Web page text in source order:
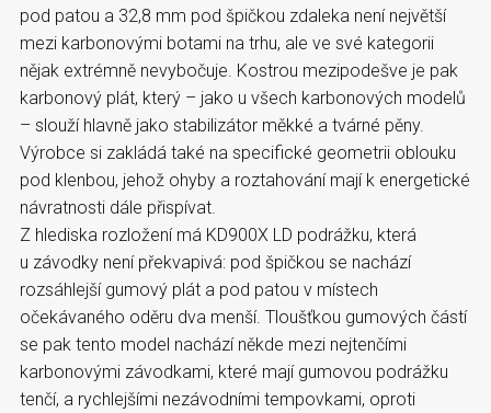
pod patou a 32,8 mm pod špičkou zdaleka není největší
mezi karbonovými botami na trhu, ale ve své kategorii
nějak extrémně nevybočuje. Kostrou mezipodešve je pak
karbonový plát, který – jako u všech karbonových modelů
– slouží hlavně jako stabilizátor měkké a tvárné pěny.
Výrobce si zakládá také na specifické geometrii oblouku
pod klenbou, jehož ohyby a roztahování mají k energetické
návratnosti dále přispívat.
Z hlediska rozložení má KD900X LD podrážku, která
u závodky není překvapivá: pod špičkou se nachází
rozsáhlejší gumový plát a pod patou v místech
očekávaného oděru dva menší. Tloušťkou gumových částí
se pak tento model nachází někde mezi nejtenčími
karbonovými závodkami, které mají gumovou podrážku
tenčí, a rychlejšími nezávodními tempovkami, oproti